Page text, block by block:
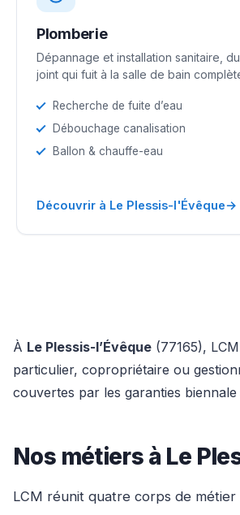
Plomberie
Dépannage et installation sanitaire, du
joint qui fuit à la salle de bain
Recherche de fuite d’eau
Débouchage canalisation
Ballon & chauffe-eau
Découvrir à Le Plessis-l'Évêque→
À Le Plessis-l’Évêque (77165),
particulier, copropriétaire ou
couvertes par les garanties biennale
Nos métiers à Le
LCM réunit quatre corps de